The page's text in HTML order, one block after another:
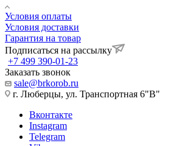
Условия оплаты
Условия доставки
Гарантия на товар
Подписаться на рассылку
+7 499 390-01-23
Заказать звонок
sale@brkorob.ru
г. Люберцы, ул. Транспортная 6"В"
Вконтакте
Instagram
Telegram